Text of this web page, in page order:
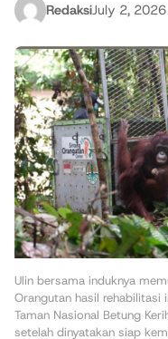
RedaksiJuly 2,
Ulin bersama induknya
Orangutan hasil rehabilitasi
Taman Nasional Betung
setelah dinyatakan siap